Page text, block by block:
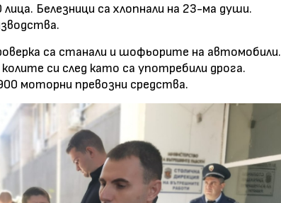
Белезници са хлопнали на 23-ма души.
са станали и шофьорите на автомобили.
си след като са употребили дрога.
моторни превозни средства.